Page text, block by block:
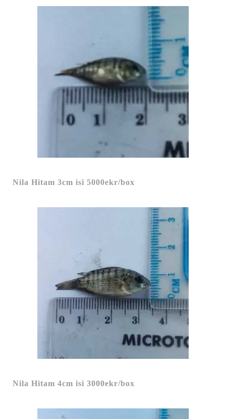
Nila Hitam 3cm isi 5000ekr/box
Nila Hitam 4cm isi 3000ekr/box